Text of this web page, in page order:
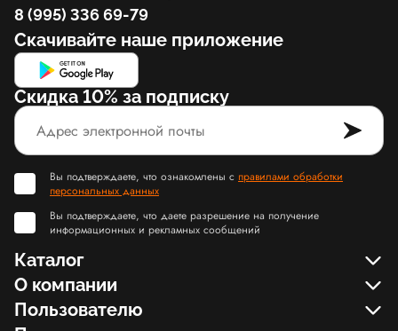
8 (995) 336 69-79
Скачивайте наше приложение
Скидка 10% за подписку
Вы подтверждаете, что ознакомлены с правилами обработки
персональных данных
Вы подтверждаете, что даете разрешение на получение
информационных и рекламных сообщений
Каталог
О компании
Пользователю